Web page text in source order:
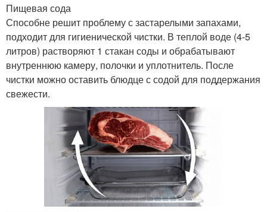
Пищевая сода
Способне решит проблему с застарелыми запахами,
подходит для гигиенической чистки. В теплой воде (4-5
литров) растворяют 1 стакан соды и обрабатывают
внутреннюю камеру, полочки и уплотнитель. После
чистки можно оставить блюдце с содой для поддержания
свежести.